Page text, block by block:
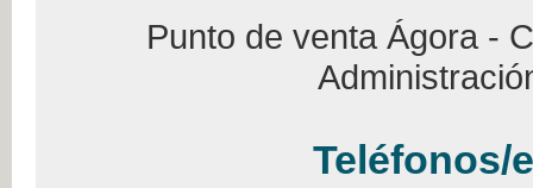
Punto de venta Ágora -
Teléfonos/